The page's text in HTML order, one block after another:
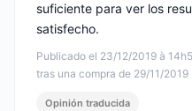
Publicado el 23/12/2019 à
tras una compra de 29/11/2019
suficiente para ver los
satisfecho.
Opinión traducida